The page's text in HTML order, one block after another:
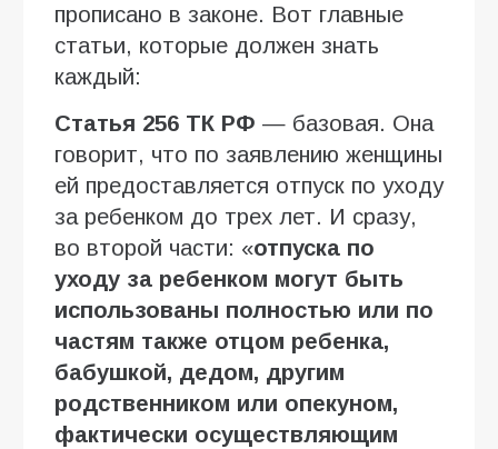
прописано в законе. Вот главные
статьи, которые должен знать
каждый:
Статья 256 ТК РФ — базовая. Она
говорит, что по заявлению женщины
ей предоставляется отпуск по уходу
за ребенком до трех лет. И сразу,
во второй части: «отпуска по
уходу за ребенком могут быть
использованы полностью или по
частям также отцом ребенка,
бабушкой, дедом, другим
родственником или опекуном,
фактически осуществляющим